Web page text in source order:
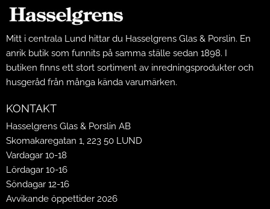
Mitt i centrala Lund hittar du Hasselgrens Glas & Porslin. En
anrik butik som funnits på samma ställe sedan 1898. I
butiken finns ett stort sortiment av inredningsprodukter och
husgeråd från många kända varumärken.
KONTAKT
Hasselgrens Glas & Porslin AB
Skomakaregatan 1, 223 50 LUND
Vardagar 10-18
Lördagar 10-16
Söndagar 12-16
Avvikande öppettider 2026